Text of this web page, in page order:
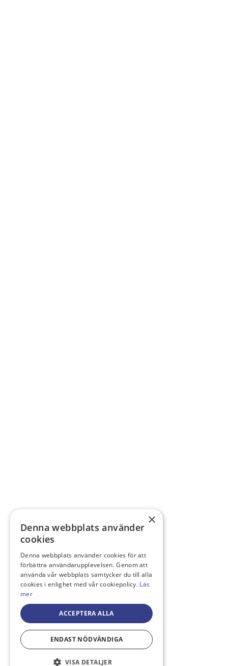
×
Denna webbplats använder
cookies
Denna webbplats använder cookies för att
förbättra användarupplevelsen. Genom att
använda vår webbplats samtycker du till alla
cookies i enlighet med vår cookiepolicy. Läs
mer
ACCEPTERA ALLA
ENDAST NÖDVÄNDIGA
VISA DETALJER